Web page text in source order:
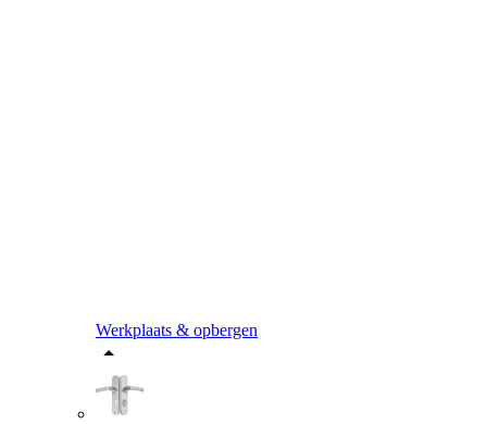
Werkplaats & opbergen